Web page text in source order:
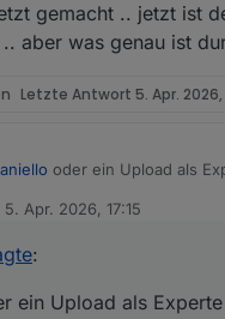
gemacht .. jetzt ist
aber was genau ist
Letzte Antwort 5. Apr. 2026,
oder ein Upload als
5. Apr. 2026, 17:15
von
:
ein Upload als